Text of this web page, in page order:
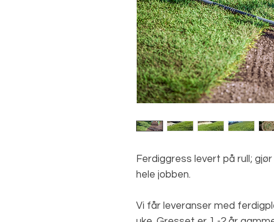
Ferdiggress levert på rull;
hele jobben.
Vi får leveranser med